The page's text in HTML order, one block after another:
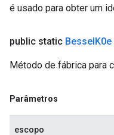
é usado para obter um
public static BesselK0e
Método de fábrica para
Parâmetros
escopo